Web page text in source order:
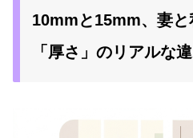
10mmと15mm、妻
「厚さ」のリアルな